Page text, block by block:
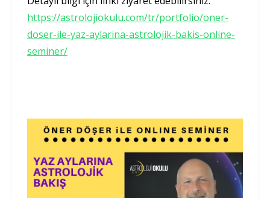
https://astrolojiokulu.com/tr/portfolio/oner-
doser-ile-yaz-aylarina-astrolojik-bakis-online-
seminer/